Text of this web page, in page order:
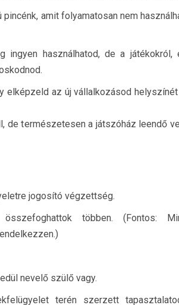
amit folyamatosan nem
ingyen használhatod, de a játékokról,
elképzeld az új vállalkozásod
de természetesen a játszóház leendő
jogosító végzettség.
többen. (Fontos:
nevelő szülő vagy.
terén szerzett